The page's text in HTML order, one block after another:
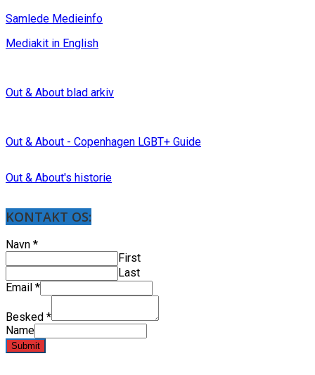
Samlede Medieinfo
Mediakit in English
Out & About blad arkiv
Out & About - Copenhagen LGBT+ Guide
Out & About's historie
KONTAKT OS:
Navn *
First
Last
Email *
Besked *
Name
Submit